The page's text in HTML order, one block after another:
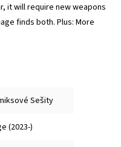
it will require new weapons
finds both. Plus: More
Sešity
(2023-)